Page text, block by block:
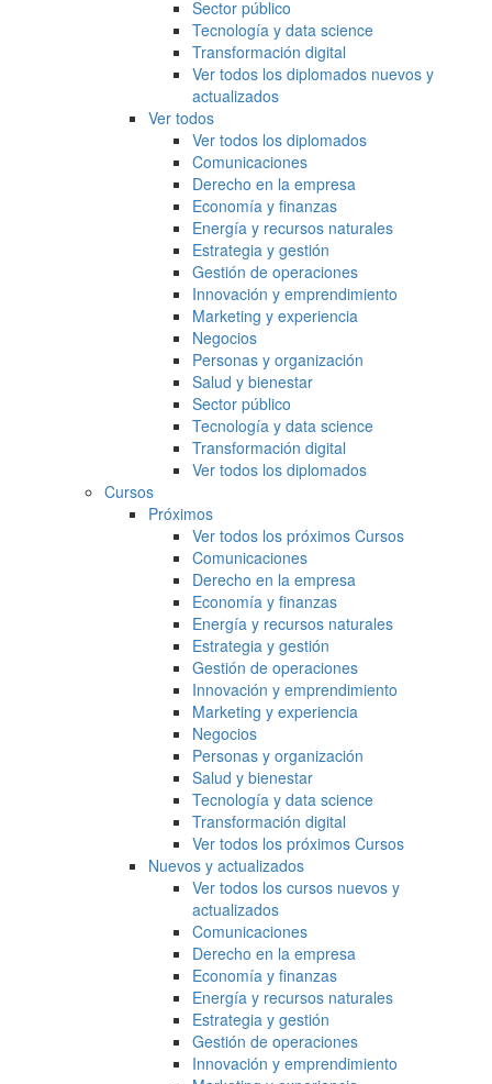
Sector público
Tecnología y data science
Transformación digital
Ver todos los diplomados nuevos y
actualizados
Ver todos
Ver todos los diplomados
Comunicaciones
Derecho en la empresa
Economía y finanzas
Energía y recursos naturales
Estrategia y gestión
Gestión de operaciones
Innovación y emprendimiento
Marketing y experiencia
Negocios
Personas y organización
Salud y bienestar
Sector público
Tecnología y data science
Transformación digital
Ver todos los diplomados
Cursos
Próximos
Ver todos los próximos Cursos
Comunicaciones
Derecho en la empresa
Economía y finanzas
Energía y recursos naturales
Estrategia y gestión
Gestión de operaciones
Innovación y emprendimiento
Marketing y experiencia
Negocios
Personas y organización
Salud y bienestar
Tecnología y data science
Transformación digital
Ver todos los próximos Cursos
Nuevos y actualizados
Ver todos los cursos nuevos y
actualizados
Comunicaciones
Derecho en la empresa
Economía y finanzas
Energía y recursos naturales
Estrategia y gestión
Gestión de operaciones
Innovación y emprendimiento